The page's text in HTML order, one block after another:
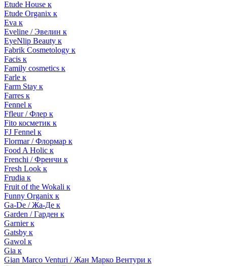
Etude House к
Etude Organix к
Eva к
Eveline / Эвелин к
EyeNlip Beauty к
Fabrik Cosmetology к
Facis к
Family cosmetics к
Farle к
Farm Stay к
Farres к
Fennel к
Ffleur / Флер к
Fito косметик к
FJ Fennel к
Flormar / Флормар к
Food A Holic к
Frenchi / Френчи к
Fresh Look к
Frudia к
Fruit of the Wokali к
Funny Organix к
Ga-De / Жа-Де к
Garden / Гарден к
Garnier к
Gatsby к
Gawol к
Gia к
Gian Marco Venturi / Жан Марко Вентури к